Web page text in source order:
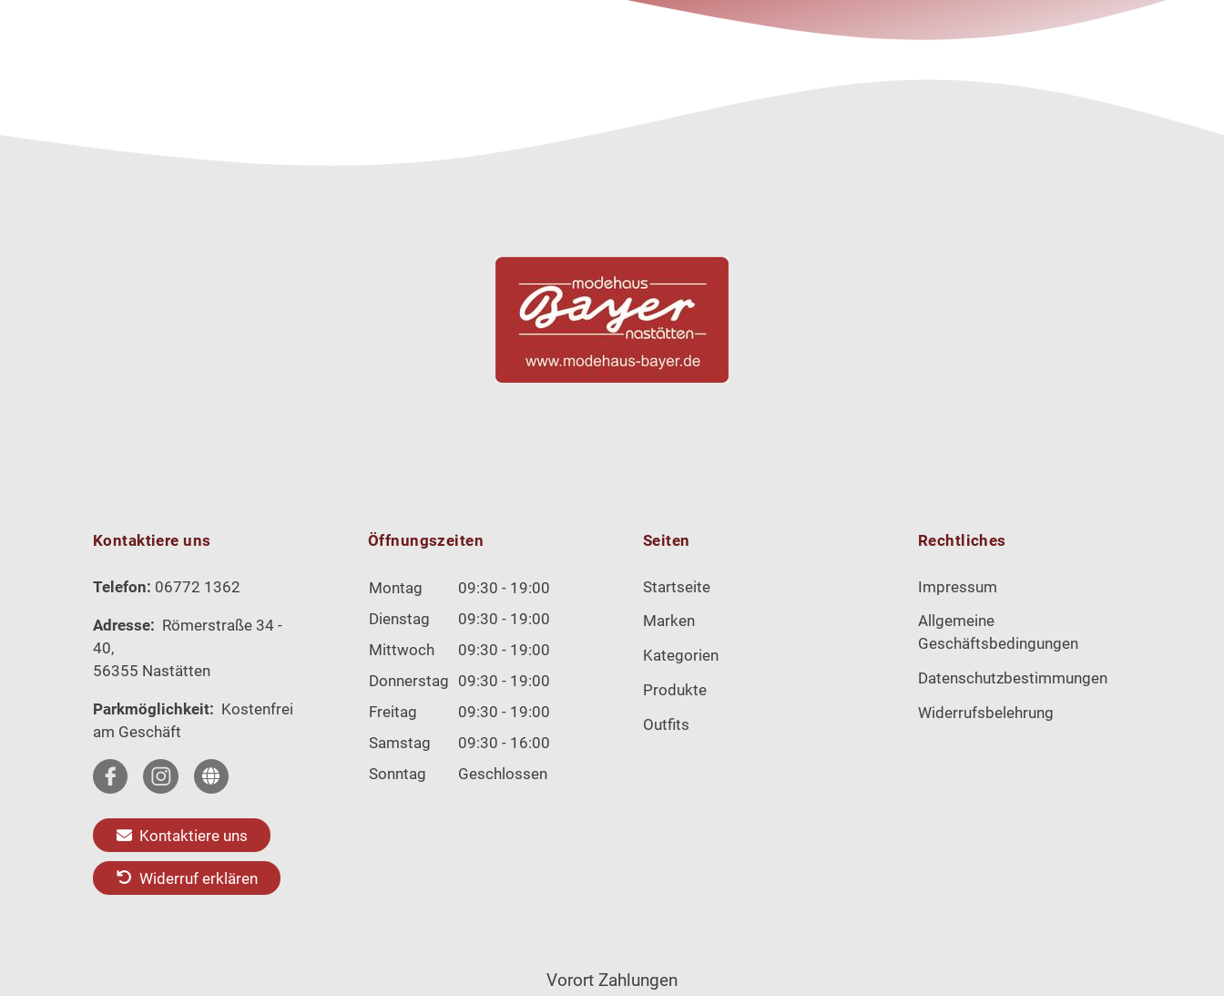
Kontaktiere uns
Telefon: 06772 1362
Adresse: Römerstraße 34 -
40,
56355 Nastätten
Parkmöglichkeit: Kostenfrei
am Geschäft
Kontaktiere uns
Widerruf erklären
Öffnungszeiten
Montag
09:30 - 19:00
Dienstag
09:30 - 19:00
Mittwoch
09:30 - 19:00
Donnerstag 09:30 - 19:00
Freitag
09:30 - 19:00
Samstag
09:30 - 16:00
Sonntag
Geschlossen
Seiten
Startseite
Marken
Kategorien
Produkte
Outfits
Rechtliches
Impressum
Allgemeine
Geschäftsbedingungen
Datenschutzbestimmungen
Widerrufsbelehrung
Vorort Zahlungen